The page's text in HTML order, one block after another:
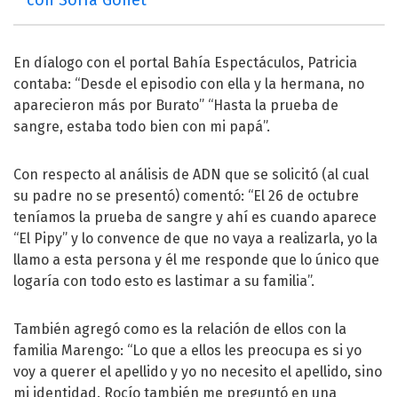
En díalogo con el portal Bahía Espectáculos, Patricia
contaba: “Desde el episodio con ella y la hermana, no
aparecieron más por Burato” “Hasta la prueba de
sangre, estaba todo bien con mi papá”.
Con respecto al análisis de ADN que se solicitó (al cual
su padre no se presentó) comentó: “El 26 de octubre
teníamos la prueba de sangre y ahí es cuando aparece
“El Pipy” y lo convence de que no vaya a realizarla, yo la
llamo a esta persona y él me responde que lo único que
logaría con todo esto es lastimar a su familia”.
También agregó como es la relación de ellos con la
familia Marengo: “Lo que a ellos les preocupa es si yo
voy a querer el apellido y yo no necesito el apellido, sino
mi identidad. Rocío también me preguntó en una